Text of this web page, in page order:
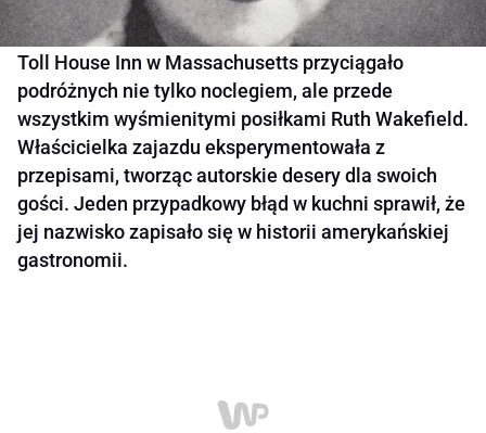
Toll House Inn w Massachusetts przyciągało
podróżnych nie tylko noclegiem, ale przede
wszystkim wyśmienitymi posiłkami Ruth Wakefield.
Właścicielka zajazdu eksperymentowała z
przepisami, tworząc autorskie desery dla swoich
gości. Jeden przypadkowy błąd w kuchni sprawił, że
jej nazwisko zapisało się w historii amerykańskiej
gastronomii.